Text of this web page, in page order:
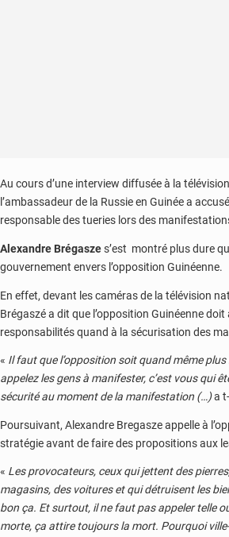
Au cours d’une interview diffusée à la
l’ambassadeur de la Russie en Guinée a
responsable des tueries lors des
Alexandre Brégaszes’est montré plus dure
gouvernement envers l’opposition Guinéenne.
En effet, devant les caméras de la télévision
Brégaszé a dit que l’opposition Guinéenne doit
responsabilités quand à la sécurisation des
« Il faut que l’opposition soit quand même
appelez les gens à manifester, c’est vous qui
sécurité au moment de la manifestation (…)a
Poursuivant, Alexandre Bregasze appelle à
stratégie avant de faire des propositions aux
« Les provocateurs, ceux qui jettent des
magasins, des voitures et qui détruisent les
bon ça. Et surtout, il ne faut pas appeler telle
morte, ça attire toujours la mort. Pourquoi